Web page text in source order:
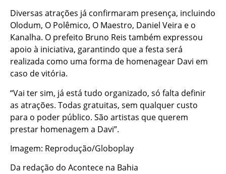
Diversas atrações já confirmaram presença, incluindo
Olodum, O Polêmico, O Maestro, Daniel Veira e o
Kanalha. O prefeito Bruno Reis também expressou
apoio à iniciativa, garantindo que a festa será
realizada como uma forma de homenagear Davi em
caso de vitória.
“Vai ter sim, já está tudo organizado, só falta definir
as atrações. Todas gratuitas, sem qualquer custo
para o poder público. São artistas que querem
prestar homenagem a Davi”.
Imagem: Reprodução/Globoplay
Da redação do Acontece na Bahia